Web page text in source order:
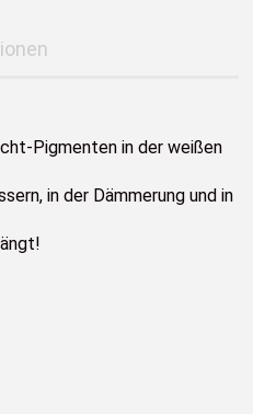
Pigmenten in der weißen
in der Dämmerung und in